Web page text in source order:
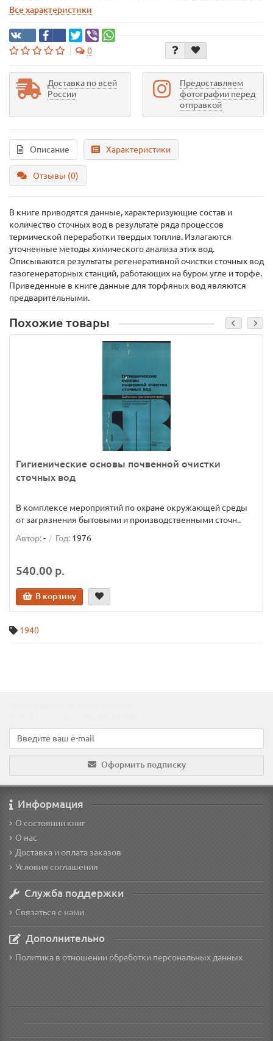
Все характеристики
0
Доставка по всей
России
Предоставляем
фотографии перед
отправкой
Описание Характеристики
Отзывы (0)
В книге приводятся данные, характеризующие состав и
количество сточных вод в результате ряда процессов
термической переработки твердых топлив. Излагаются
уточненные методы химического анализа этих вод.
Описываются результаты регенеративной очистки сточных вод
газогенераторных станций, работающих на буром угле и торфе.
Приведенные в книге данные для торфяных вод являются
предварительными.
Похожие товары
Гигиенические основы почвенной очистки
сточных вод
В комплексе мероприятий по охране окружающей среды
от загрязнения бытовыми и производственными сточн..
Автор:- Год: 1976
540.00 р.
В корзину
1940
Оформить подписку
Информация
О состоянии книг
О нас
Доставка и оплата заказов
Условия соглашения
Служба поддержки
Связаться с нами
Дополнительно
Политика в отношении обработки персональных данных